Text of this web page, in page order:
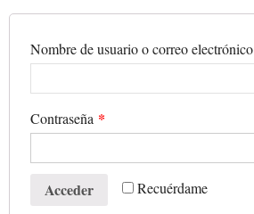
Nombre de usuario o correo electrónico
Contraseña *
Recuérdame
Acceder